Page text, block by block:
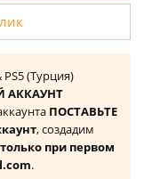
PS5 (Турция)
АККАУНТ
ПОСТАВЬТЕ
, создадим
при первом
.